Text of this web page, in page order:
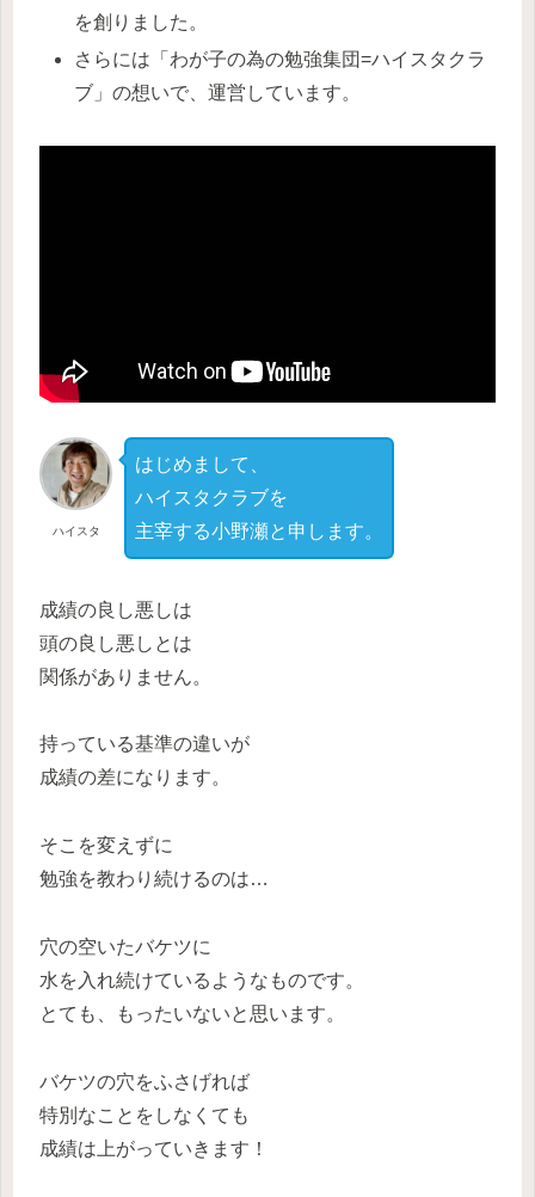
を創りました。
さらには「 わが子の為の勉強集団=ハイスタクラ
ブ 」の想いで、運営しています。
ハイスタ
はじめまして、
ハイスタクラブを
主宰する小野瀬と申します。
成績の良し悪しは
頭の良し悪しとは
関係がありません。
持っている基準の違いが
成績の差になります。
そこを変えずに
勉強を教わり続けるのは…
穴の空いたバケツに
水を入れ続けているようなものです。
とても、もったいないと思います。
バケツの穴をふさげれば
特別なことをしなくても
成績は上がっていきます！